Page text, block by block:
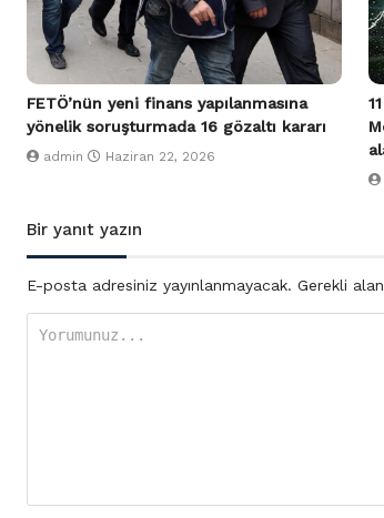
FETÖ’nün yeni finans yapılanmasına
yönelik soruşturmada 16 gözaltı kararı
admin Haziran 22, 2026
Bir yanıt yazın
E-posta adresiniz yayınlanmayacak. Gerekli